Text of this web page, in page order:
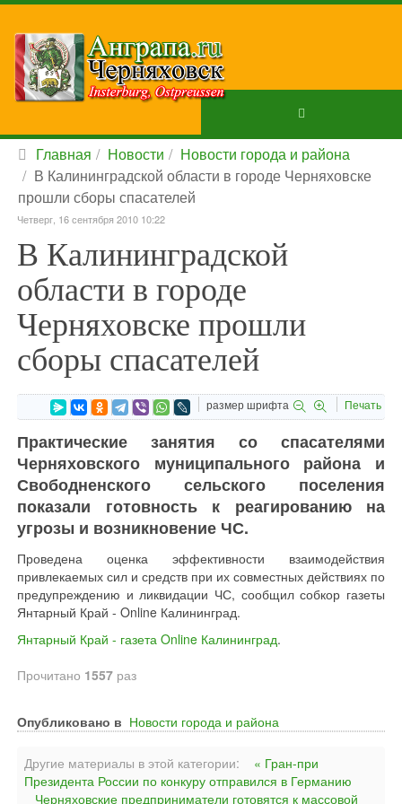
Главная Новости
Новости города и района
В Калининградской области в городе Черняховске
прошли сборы спасателей
Четверг, 16 сентября 2010 10:22
В Калининградской
области в городе
Черняховске прошли
сборы спасателей
размер шрифта Печать
Практические занятия со спасателями
Черняховского муниципального района и
Свободненского сельского поселения
показали готовность к реагированию на
угрозы и возникновение ЧС.
Проведена оценка эффективности взаимодействия
привлекаемых сил и средств при их совместных действиях по
предупреждению и ликвидации ЧС, сообщил собкор газеты
Янтарный Край - Online Калининград.
Янтарный Край - газета Online Калининград.
Прочитано 1557 раз
Опубликовано в Новости города и района
Другие материалы в этой категории:
« Гран-при
Президента России по конкуру отправился в Германию
Черняховские предприниматели готовятся к массовой